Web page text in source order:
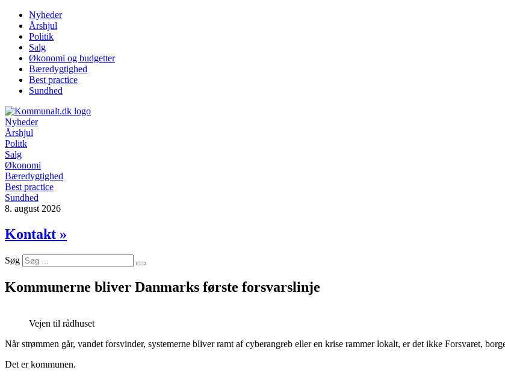
Videre
indhold
Nyheder
Årshjul
Politik
Salg
Økonomi og budgetter
Bæredygtighed
Best practice
Sundhed
Nyheder
Årshjul
Politk
Salg
Økonomi
Bæredygtighed
Best practice
Sundhed
8. august 2026
Kontakt »
Søg
Kommunerne bliver Danmarks første forsvarslinje
Vejen til rådhuset
Når strømmen går, vandet forsvinder, systemerne bliver ramt af cyberangreb eller en krise rammer lokalt, er det ikke Forsvaret,
Det er kommunen.